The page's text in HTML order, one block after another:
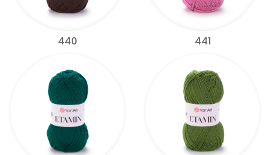
440 441